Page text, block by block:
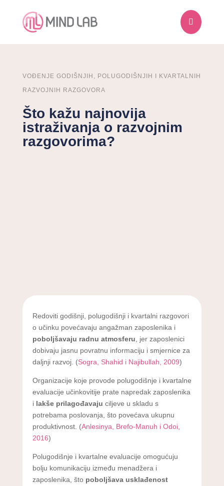

VOĐENJE GODIŠNJIH, POLUGODIŠNJIH I KVARTALNIH
RAZVOJNIH RAZGOVORA
Što kažu najnovija
istraživanja o razvojnim
razgovorima?
Redoviti godišnji, polugodišnji i kvartalni razgovori
o učinku povećavaju angažman zaposlenika i
poboljšavaju radnu atmosferu , jer zaposlenici
dobivaju jasnu povratnu informaciju i smjernice za
daljnji razvoj. (Sogra, Shahid i Najibullah, 2009)
Organizacije koje provode polugodišnje i kvartalne
evaluacije učinkovitije prate napredak zaposlenika
i lakše prilagođavaju ciljeve u skladu s
potrebama poslovanja, što povećava ukupnu
produktivnost. (Anlesinya, Brefo-Manuh i Odoi,
2016)
Polugodišnje i kvartalne evaluacije omogućuju
bolju komunikaciju između menadžera i
zaposlenika, što poboljšava usklađenost